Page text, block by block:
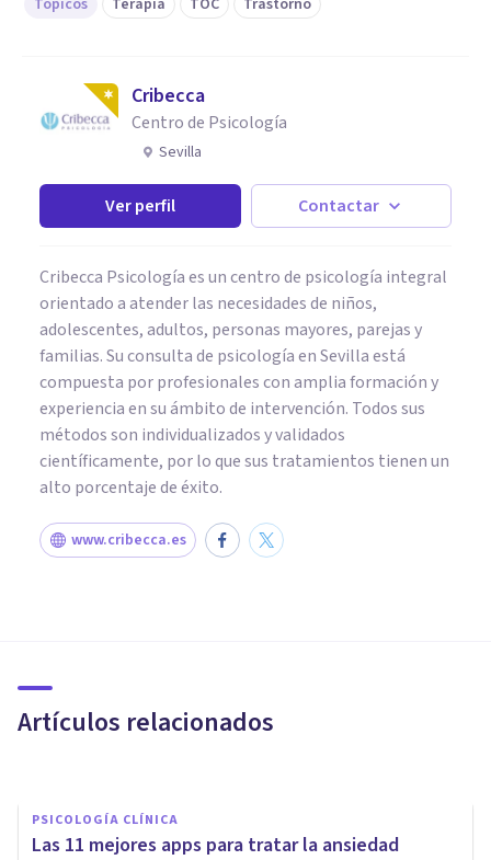
Cribecca
Centro de Psicología
Sevilla
Ver perfil Contactar
Cribecca Psicología es un centro de psicología integral
orientado a atender las necesidades de niños,
adolescentes, adultos, personas mayores, parejas y
familias. Su consulta de psicología en Sevilla está
compuesta por profesionales con amplia formación y
experiencia en su ámbito de intervención. Todos sus
métodos son individualizados y validados
científicamente, por lo que sus tratamientos tienen un
alto porcentaje de éxito.
www.cribecca.es
Artículos relacionados
reducir la ansiedad
PSICOLOGÍA CLÍNICA
Las 11 mejores apps para tratar la ansiedad